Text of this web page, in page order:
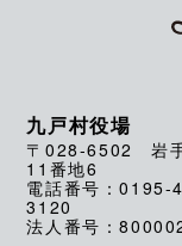
九戸村役場
〒028-6502 岩手
11番地6
電話番号：
3120
法人番号：